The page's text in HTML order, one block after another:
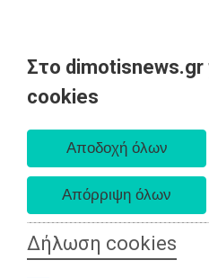
Στο dimotisnews.gr
cookies
Δήλωση cookies
AΡΧΙΚΗ
ΕΙΔΗΣΕΙΣ
ΠΟΛΙΤΙΚΗ
ΤΟΠΙΚΗ
ΑΥΤΟΔΙΟΙΚΗΣΗ
ΟΙΚΟΝΟΜΙΑ